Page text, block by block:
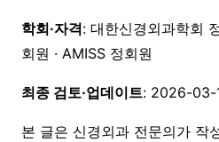
학회·자격: 대한신경외과학회
회원 · AMISS 정회원
최종 검토·업데이트: 2026-03-
본 글은 신경외과 전문의가 작